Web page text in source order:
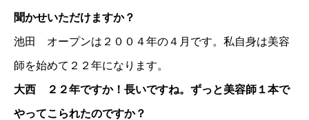
聞かせいただけますか？
池田 オープンは２００４年の４月です。私自身は美容
師を始めて２２年になります。
大西 ２２年ですか！長いですね。ずっと美容師１本で
やってこられたのですか？